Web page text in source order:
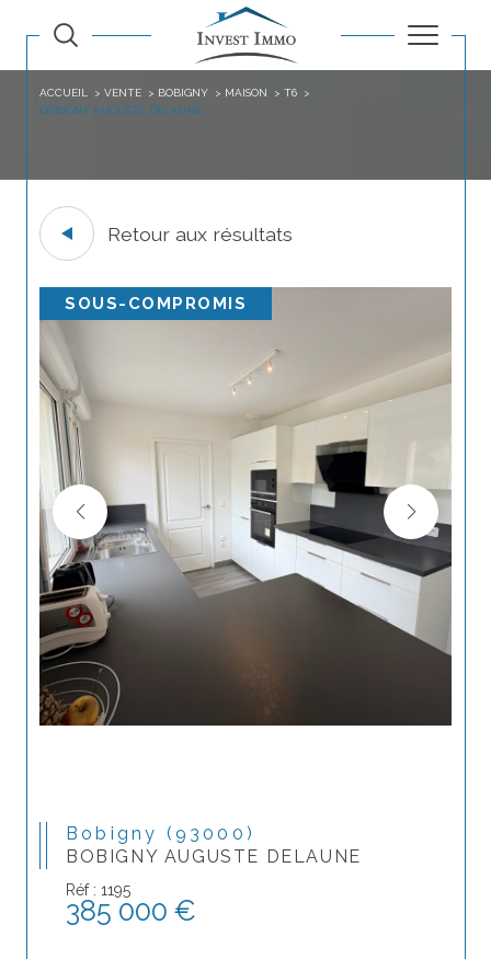
ACCUEIL VENTE BOBIGNY MAISON
T6
BOBIGNY AUGUSTE DELAUNE
Retour aux résultats
SOUS-COMPROMIS
Bobigny (93000)
BOBIGNY AUGUSTE DELAUNE
Réf : 1195
385 000 €